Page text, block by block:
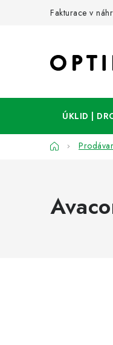
Fakturace v
ÚKLID |
Domů